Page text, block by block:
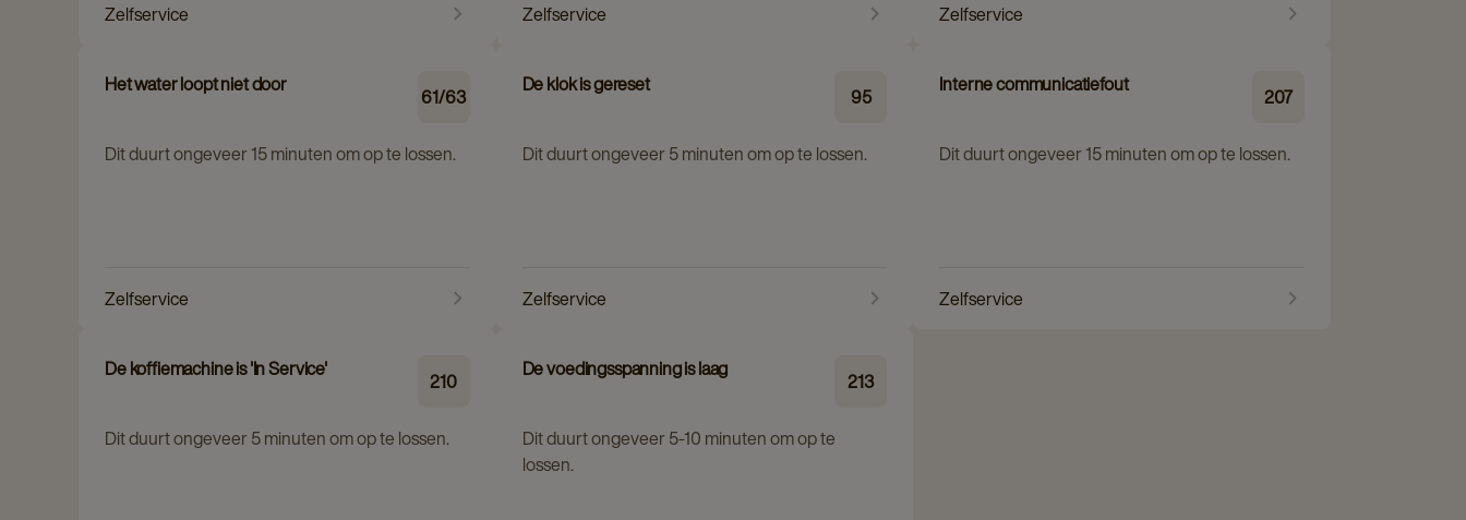
Zelfservice Zelfservice Zelfservice
Het water loopt niet door 61/63
Dit duurt ongeveer 15 minuten om op te lossen.
Zelfservice
De klok is gereset 95
Dit duurt ongeveer 5 minuten om op te lossen.
Zelfservice
Interne communicatiefout 207
Dit duurt ongeveer 15 minuten om op te lossen.
Zelfservice
De koffiemachine is 'In Service' 210
Dit duurt ongeveer 5 minuten om op te lossen.
De voedingsspanning is laag 213
Dit duurt ongeveer 5-10 minuten om op te
lossen.